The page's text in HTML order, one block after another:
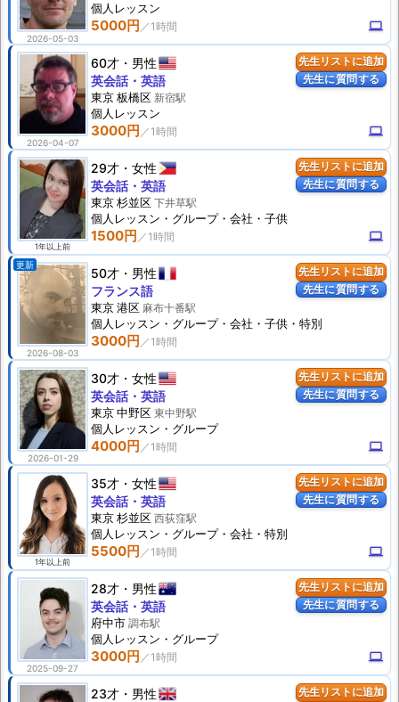
2026-05-03
5000円 computer
個人 レッスン
先生リストに追加
先生に質問する
2026-04-07
60才 男性
3000円 computer
英会話・英語
東京 板橋区 新宿駅
個人 レッスン
先生リストに追加
先生に質問する
1年以上前
29才 女性
1500円 computer
英会話・英語
東京 杉並区 下井草駅
個人 レッスン ・グループ・会社・子供
先生リストに追加
先生に質問する
更新
2026-08-03
50才 男性
3000円
フランス語
東京 港区 麻布十番駅
個人 レッスン ・グループ・会社・子供・特別
先生リストに追加
先生に質問する
2026-01-29
30才 女性
4000円 computer
英会話・英語
東京 中野区 東中野駅
個人 レッスン ・グループ
先生リストに追加
先生に質問する
1年以上前
35才 女性
5500円 computer
英会話・英語
東京 杉並区 西荻窪駅
個人 レッスン ・グループ・会社・特別
先生リストに追加
先生に質問する
2025-09-27
28才 男性
3000円 computer
英会話・英語
府中市 調布駅
個人 レッスン ・グループ
先生リストに追加
23才 男性